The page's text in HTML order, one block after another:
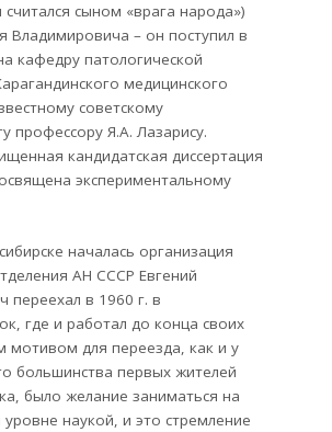
считался сыном «врага народа»)
Владимировича – он поступил в
кафедру патологической
медицинского
советскому
профессору Я.А. Лазарису.
кандидатская диссертация
экспериментальному
началась организация
АН СССР Евгений
переехал в 1960 г. в
где и работал до конца своих
мотивом для переезда, как и у
большинства первых жителей
было желание заниматься на
наукой, и это стремление